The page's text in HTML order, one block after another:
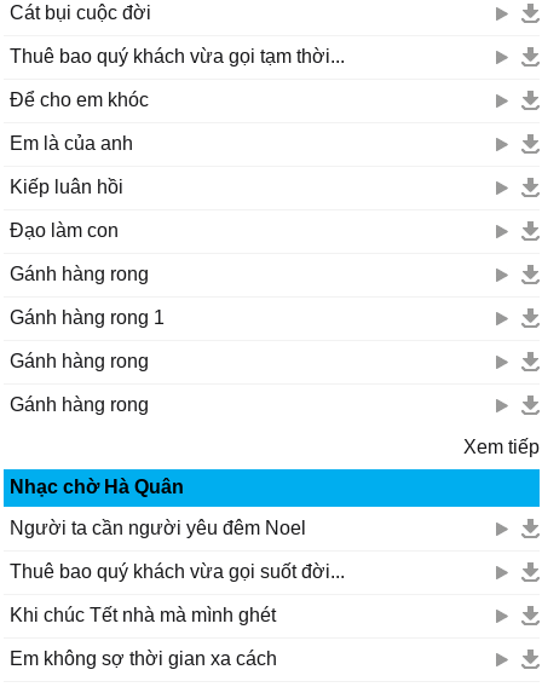
Cát bụi cuộc đời
Thuê bao quý khách vừa gọi tạm thời...
Để cho em khóc
Em là của anh
Kiếp luân hồi
Đạo làm con
Gánh hàng rong
Gánh hàng rong 1
Gánh hàng rong
Gánh hàng rong
Xem tiếp
Nhạc chờ Hà Quân
Người ta cần người yêu đêm Noel
Thuê bao quý khách vừa gọi suốt đời...
Khi chúc Tết nhà mà mình ghét
Em không sợ thời gian xa cách